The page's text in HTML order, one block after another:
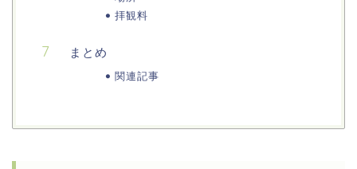
拝観料
まとめ
関連記事